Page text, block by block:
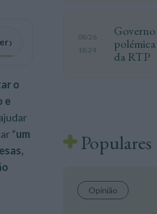
›
o
e
“um
08/26
18:24
Governo
da RTP
Populares
Opinião